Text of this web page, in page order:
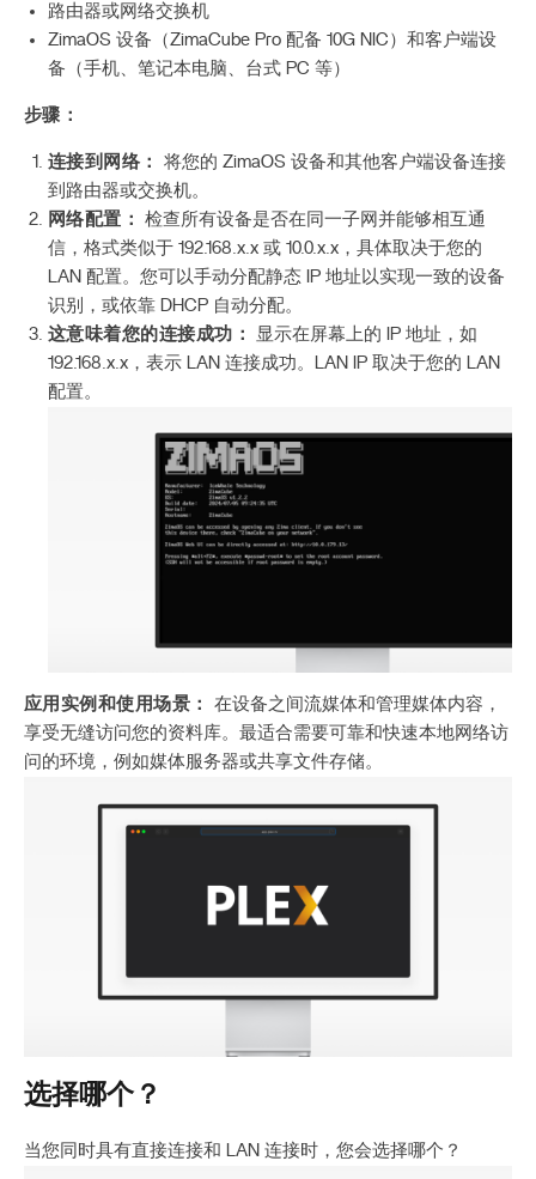
路由器或网络交换机
ZimaOS 设备（ZimaCube Pro 配备 10G NIC）和客户端设
备（手机、笔记本电脑、台式 PC 等）
步骤：
连接到网络：
将您的 ZimaOS 设备和其他客户端设备连接
到路由器或交换机。
网络配置：
检查所有设备是否在同一子网并能够相互通
信，格式类似于 192.168.x.x 或 10.0.x.x，具体取决于您的
LAN 配置。您可以手动分配静态 IP 地址以实现一致的设备
识别，或依靠 DHCP 自动分配。
这意味着您的连接成功：
显示在屏幕上的 IP 地址，如
192.168.x.x，表示 LAN 连接成功。LAN IP 取决于您的 LAN
配置。
应用实例和使用场景：
在设备之间流媒体和管理媒体内容，
享受无缝访问您的资料库。最适合需要可靠和快速本地网络访
问的环境，例如媒体服务器或共享文件存储。
选择哪个？
当您同时具有直接连接和 LAN 连接时，您会选择哪个？